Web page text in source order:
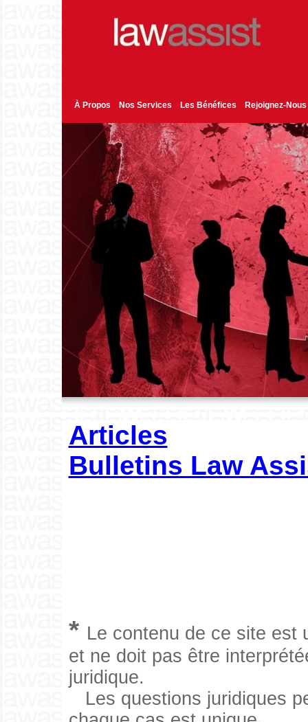
À Propos Nos Services Les Bénéfices Rejoignez-Nous
Articles
Bulletins Law
* Le contenu de ce site est
et ne doit pas être
juridique.
Les questions juridiques